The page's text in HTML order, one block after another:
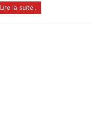
Lire la suite...